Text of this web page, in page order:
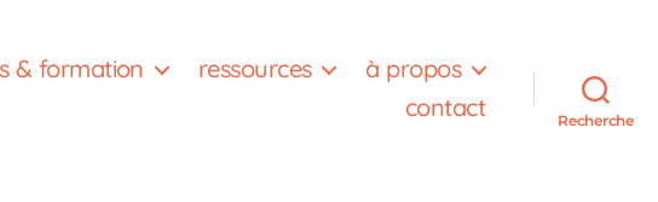
& formation ressources
à propos
contact
Recherche